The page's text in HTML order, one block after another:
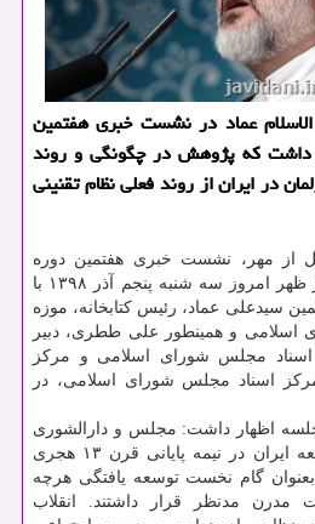
عماد در نشست خبری هفتمین
داشت كه پژوهش در چگونگی و روند
در ایران از روند فعلی نظام تقنینی
از مهر، نشست خبری هفتمین دوره
همایش تاریخ مجلس قبل از ظهر امروز سه شنبه پنجم آذر ۱۳۹۸ با
سیدعلی عماد، رئیس كتابخانه، موزه
اسلامی و همینطور علی ططری، دبیر
مجلس شورای اسلامی و مركز
اسناد مجلس شورای اسلامی، در
اظهار داشت: مجلس و دارالشوری
بعنوان یك مطالبه كلان جامعه ایران در نیمه پایانی قرن ۱۳ هجری
بعنوان گام نخست توسعه یافتگی هرچه
مدنظر قرار داشتند. انقلاب